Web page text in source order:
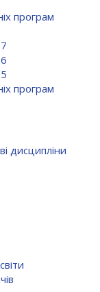
програм
програм
дисципліни